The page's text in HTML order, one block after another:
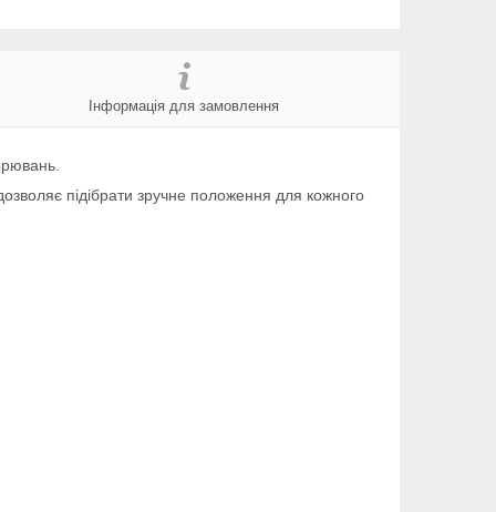
Інформація для замовлення
підібрати зручне положення для кожного